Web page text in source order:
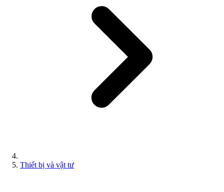
Thiết bị và vật tư